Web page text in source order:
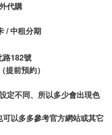
代購
/ 中租分期
路182號
前預約）
定不同、所以多少會出現色
以多多參考官方網站或其它